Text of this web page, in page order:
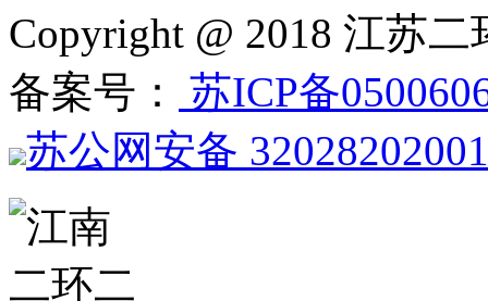
Copyright @ 2018 江苏
备案号：
苏ICP备
苏公网安备